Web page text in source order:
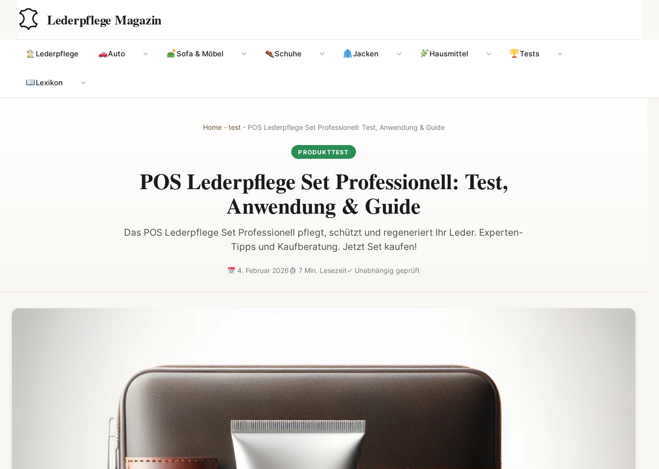
springen
Lederpflege Magazin
Lederpflege Auto Sofa & Möbel Schuhe Jacken Hausmittel Tests
Lexikon
Hauptinhalt
Home- test- POS Lederpflege Set Professionell: Test, Anwendung & Guide
PRODUKTTEST
POS Lederpflege Set Professionell: Test,
Anwendung & Guide
Das POS Lederpflege Set Professionell pflegt, schützt und regeneriert Ihr Leder. Experten-
Tipps und Kaufberatung. Jetzt Set kaufen!
4. Februar 2026 7 Min. Lesezeit✓ Unabhängig geprüft